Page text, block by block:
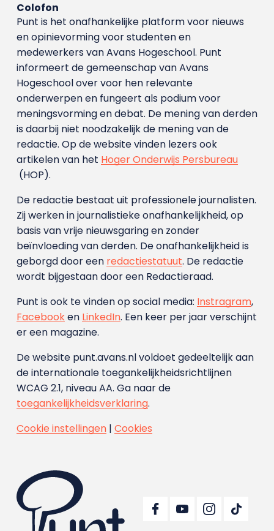
Colofon
Punt is het onafhankelijke platform voor nieuws
en opinievorming voor studenten en
medewerkers van Avans Hoge­school. Punt
informeert de gemeenschap van Avans
Hogeschool over voor hen relevante
onderwerpen en fungeert als podium voor
meningsvorming en debat. De mening van derden
is daarbij niet noodzakelijk de mening van de
redactie. Op de website vinden lezers ook
artikelen van het Hoger Onderwijs Persbureau
(HOP).
De redactie bestaat uit professionele journalisten.
Zij werken in journalistieke onafhankelijkheid, op
basis van vrije nieuwsgaring en zonder
beïnvloeding van derden. De onafhankelijkheid is
geborgd door een redactiestatuut. De redactie
wordt bijgestaan door een Redactieraad.
Punt is ook te vinden op social media: Instragram,
Facebooken LinkedIn. Een keer per jaar verschijnt
er een magazine.
De website punt.avans.nl voldoet gedeeltelijk aan
de internationale toegankelijkheidsrichtlijnen
WCAG 2.1, niveau AA. Ga naar de
toegankelijkheidsverklaring.
Cookie instellingen| Cookies